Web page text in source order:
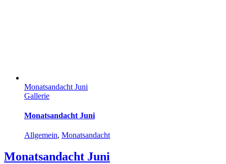
Monatsandacht Juni
Gallerie
Monatsandacht Juni
Allgemein, Monatsandacht
Monatsandacht Juni